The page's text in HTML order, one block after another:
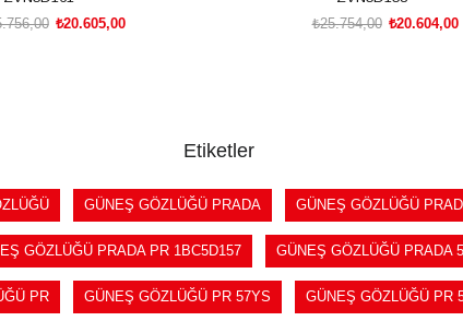
₺20.605,00
₺20.604,00
₺25.754,00
Etiketler
GÜNEŞ GÖZLÜĞÜ PRADA GÜNEŞ GÖZLÜĞÜ
GÖZLÜĞÜ PRADA PR 1BC5D157 GÜNEŞ GÖZLÜĞÜ PRADA
PR GÜNEŞ GÖZLÜĞÜ PR 57YS GÜNEŞ GÖZLÜĞÜ PR